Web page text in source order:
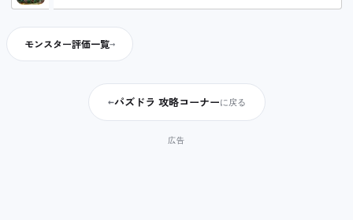
モンスター評価一覧
←パズドラ 攻略コーナーに戻る